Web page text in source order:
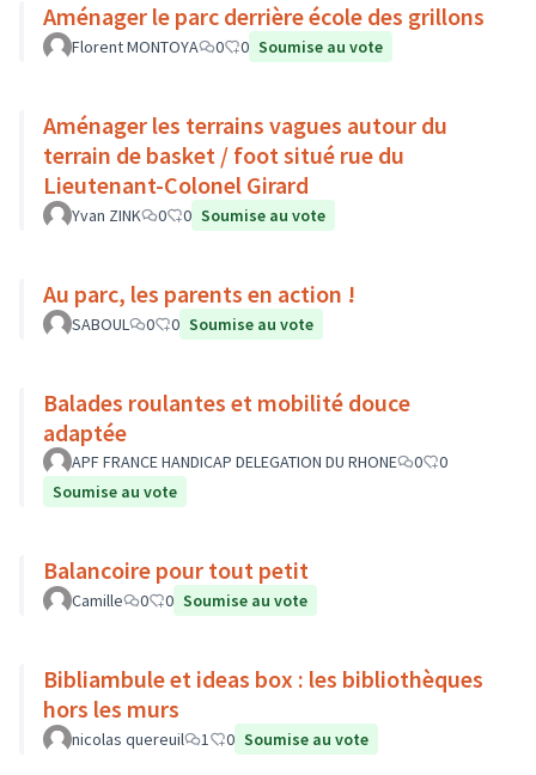
Aménager le parc derrière école des grillons
Florent MONTOYA 0 0 Soumise au vote
Aménager les terrains vagues autour du
terrain de basket / foot situé rue du
Lieutenant-Colonel Girard
Yvan ZINK 0 0 Soumise au vote
Au parc, les parents en action !
SABOUL 0 0 Soumise au vote
Balades roulantes et mobilité douce
adaptée
APF FRANCE HANDICAP DELEGATION DU RHONE 0
0
Soumise au vote
Balancoire pour tout petit
Camille 0 0 Soumise au vote
Bibliambule et ideas box : les bibliothèques
hors les murs
nicolas quereuil 1 0 Soumise au vote